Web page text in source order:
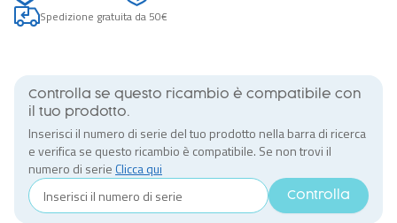
Spedizione gratuita da 50€
Controlla se questo ricambio è compatibile con
il tuo prodotto.
Inserisci il numero di serie del tuo prodotto nella barra di ricerca
e verifica se questo ricambio è compatibile. Se non trovi il
numero di serie Clicca qui
Controlla